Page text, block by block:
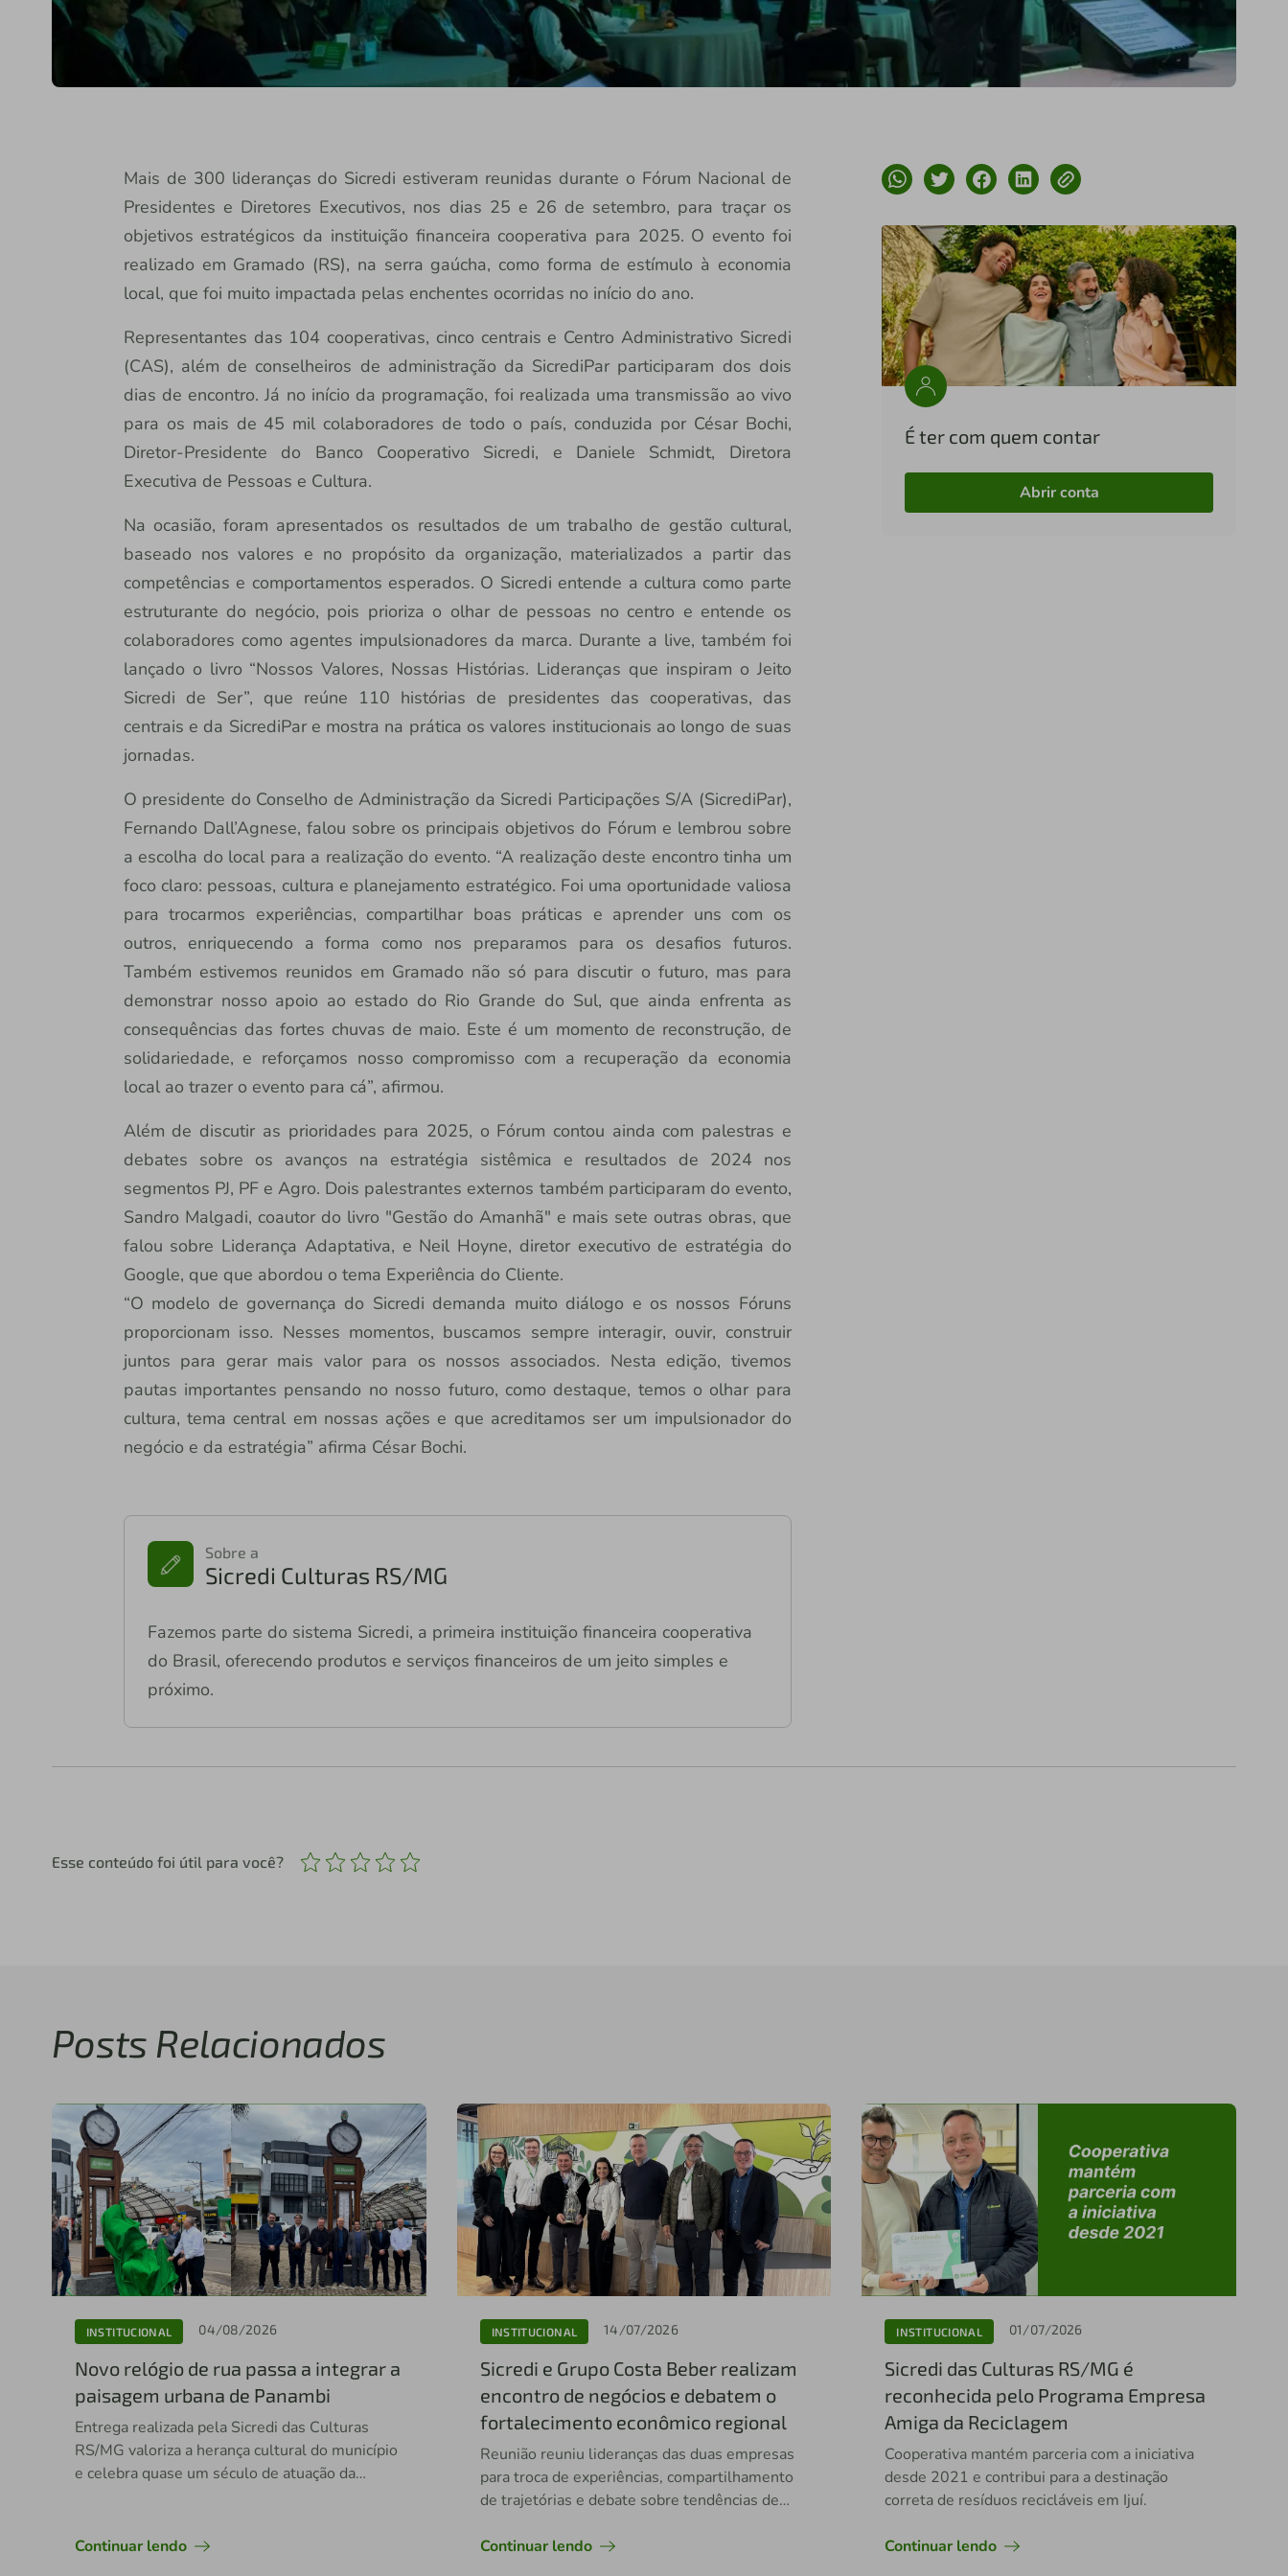
Mais de 300 lideranças do Sicredi estiveram reunidas durante o Fórum Nacional de
Presidentes e Diretores Executivos, nos dias 25 e 26 de setembro, para traçar os
objetivos estratégicos da instituição financeira cooperativa para 2025. O evento foi
realizado em Gramado (RS), na serra gaúcha, como forma de estímulo à economia
local, que foi muito impactada pelas enchentes ocorridas no início do ano.
Representantes das 104 cooperativas, cinco centrais e Centro Administrativo Sicredi
(CAS), além de conselheiros de administração da SicrediPar participaram dos dois
dias de encontro. Já no início da programação, foi realizada uma transmissão ao vivo
para os mais de 45 mil colaboradores de todo o país, conduzida por César Bochi,
Diretor-Presidente do Banco Cooperativo Sicredi, e Daniele Schmidt, Diretora
Executiva de Pessoas e Cultura.
Na ocasião, foram apresentados os resultados de um trabalho de gestão cultural,
baseado nos valores e no propósito da organização, materializados a partir das
competências e comportamentos esperados. O Sicredi entende a cultura como parte
estruturante do negócio, pois prioriza o olhar de pessoas no centro e entende os
colaboradores como agentes impulsionadores da marca. Durante a live, também foi
lançado o livro “Nossos Valores, Nossas Histórias. Lideranças que inspiram o Jeito
Sicredi de Ser”, que reúne 110 histórias de presidentes das cooperativas, das
centrais e da SicrediPar e mostra na prática os valores institucionais ao longo de suas
jornadas.
O presidente do Conselho de Administração da Sicredi Participações S/A (SicrediPar),
Fernando Dall’Agnese, falou sobre os principais objetivos do Fórum e lembrou sobre
a escolha do local para a realização do evento. “A realização deste encontro tinha um
foco claro: pessoas, cultura e planejamento estratégico. Foi uma oportunidade valiosa
para trocarmos experiências, compartilhar boas práticas e aprender uns com os
outros, enriquecendo a forma como nos preparamos para os desafios futuros.
Também estivemos reunidos em Gramado não só para discutir o futuro, mas para
demonstrar nosso apoio ao estado do Rio Grande do Sul, que ainda enfrenta as
consequências das fortes chuvas de maio. Este é um momento de reconstrução, de
solidariedade, e reforçamos nosso compromisso com a recuperação da economia
local ao trazer o evento para cá”, afirmou.
Além de discutir as prioridades para 2025, o Fórum contou ainda com palestras e
debates sobre os avanços na estratégia sistêmica e resultados de 2024 nos
segmentos PJ, PF e Agro. Dois palestrantes externos também participaram do evento,
Sandro Malgadi, coautor do livro "Gestão do Amanhã" e mais sete outras obras, que
falou sobre Liderança Adaptativa, e Neil Hoyne, diretor executivo de estratégia do
Google, que que abordou o tema Experiência do Cliente.
“O modelo de governança do Sicredi demanda muito diálogo e os nossos Fóruns
proporcionam isso. Nesses momentos, buscamos sempre interagir, ouvir, construir
juntos para gerar mais valor para os nossos associados. Nesta edição, tivemos
pautas importantes pensando no nosso futuro, como destaque, temos o olhar para
cultura, tema central em nossas ações e que acreditamos ser um impulsionador do
negócio e da estratégia” afirma César Bochi.
Sobre a
Sicredi Culturas RS/MG
Fazemos parte do sistema Sicredi, a primeira instituição financeira cooperativa
do Brasil, oferecendo produtos e serviços financeiros de um jeito simples e
próximo.
É ter com quem contar
Abrir conta
Esse conteúdo foi útil para você?
Posts Relacionados
INSTITUCIONAL 04/08/2026
Novo relógio de rua passa a integrar a
paisagem urbana de Panambi
Entrega realizada pela Sicredi das Culturas
RS/MG valoriza a herança cultural do município
e celebra quase um século de atuação da
Continuar lendo
INSTITUCIONAL 14/07/2026
Sicredi e Grupo Costa Beber realizam
encontro de negócios e debatem o
fortalecimento econômico regional
Reunião reuniu lideranças das duas empresas
para troca de experiências, compartilhamento
de trajetórias e debate sobre tendências de
parcerias para o desenvolvimento econômico
Continuar lendo
INSTITUCIONAL 01/07/2026
Sicredi das Culturas RS/MG é
reconhecida pelo Programa Empresa
Amiga da Reciclagem
Cooperativa mantém parceria com a iniciativa
desde 2021 e contribui para a destinação
correta de resíduos recicláveis em Ijuí.
Continuar lendo